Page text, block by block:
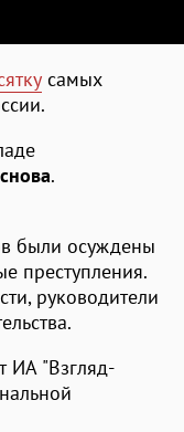
самых
.
были осуждены
преступления.
руководители
ИА "Взгляд-